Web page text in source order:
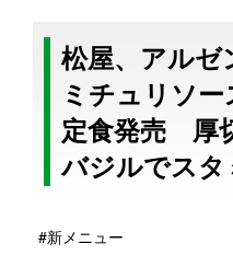
松屋、アルゼ
ミチュリソ
定食発売 厚
バジルでスタ
#新メニュー